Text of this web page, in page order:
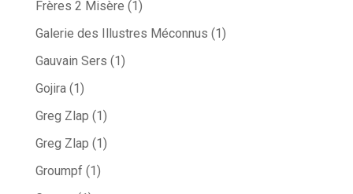
Frères 2 Misère (1)
Galerie des Illustres Méconnus (1)
Gauvain Sers (1)
Gojira(1)
Greg Zlap (1)
Greg Zlap (1)
Groumpf (1)